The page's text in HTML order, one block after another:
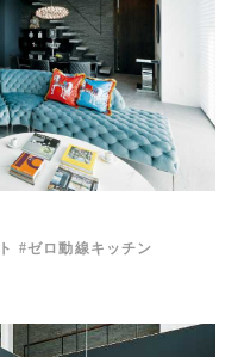
ゼロ動線キッチン